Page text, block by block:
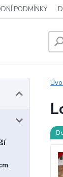
PODMÍNKY